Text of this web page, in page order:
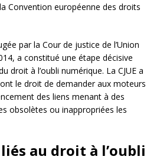
Convention européenne des droits
par la Cour de justice de l’Union
a constitué une étape décisive
droit à l’oubli numérique. La CJUE a
le droit de demander aux moteurs
des liens menant à des
obsolètes ou inappropriées les
au droit à l’oubli